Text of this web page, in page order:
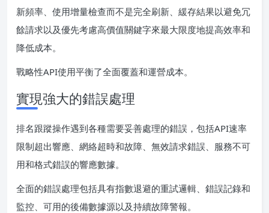
新頻率、使用增量檢查而不是完全刷新、緩存結果以避免冗
餘請求以及優先考慮高價值關鍵字來最大限度地提高效率和
降低成本。
戰略性API使用平衡了全面覆蓋和運營成本。
實現強大的錯誤處理
排名跟蹤操作遇到各種需要妥善處理的錯誤，包括API速率
限制超出響應、網絡超時和故障、無效請求錯誤、服務不可
用和格式錯誤的響應數據。
全面的錯誤處理包括具有指數退避的重試邏輯、錯誤記錄和
監控、可用的後備數據源以及持續故障警報。